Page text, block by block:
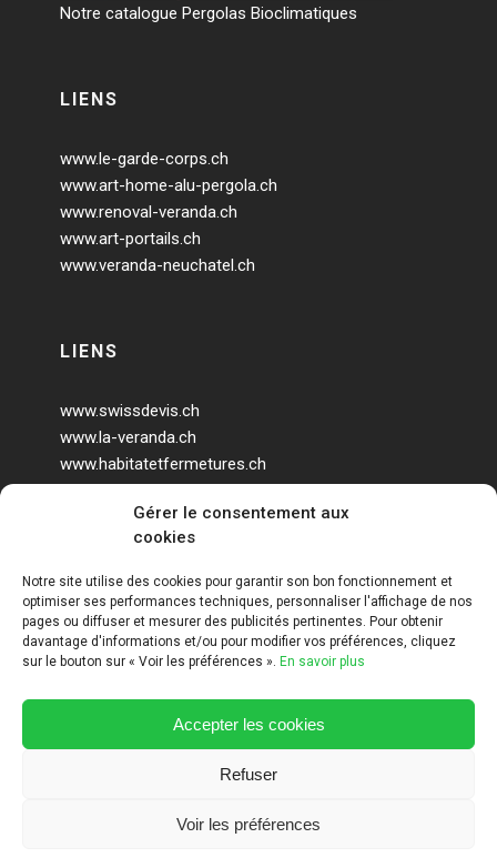
Gérer le consentement aux
cookies
Notre site utilise des cookies pour garantir son bon fonctionnement et
optimiser ses performances techniques, personnaliser l'affichage de nos
pages ou diffuser et mesurer des publicités pertinentes. Pour obtenir
davantage d'informations et/ou pour modifier vos préférences, cliquez
sur le bouton sur « Voir les préférences ». En savoir plus
Accepter les cookies
Refuser
Voir les préférences
Notre catalogue Pergolas Bioclimatiques
LIENS
www.le-garde-corps.ch
www.art-home-alu-pergola.ch
www.renoval-veranda.ch
www.art-portails.ch
www.veranda-neuchatel.ch
LIENS
www.swissdevis.ch
www.la-veranda.ch
www.habitatetfermetures.ch
www.veranda-geneve.ch
www.agrandir-sa-maison.ch
www.veranda-design.ch